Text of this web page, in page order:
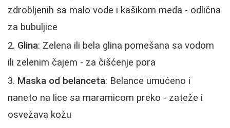
zdrobljenih sa malo vode i kašikom meda - odlična
za bubuljice
Glina: Zelena ili bela glina pomešana sa vodom
ili zelenim čajem - za čišćenje pora
Maska od belanceta: Belance umućeno i
naneto na lice sa maramicom preko - zateže i
osvežava kožu